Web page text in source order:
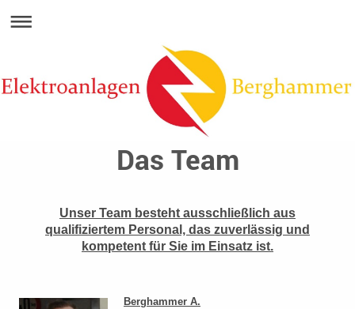
Das Team
Unser Team besteht ausschließlich aus
qualifiziertem Personal, das zuverlässig und
kompetent für Sie im Einsatz ist.
Berghammer A.